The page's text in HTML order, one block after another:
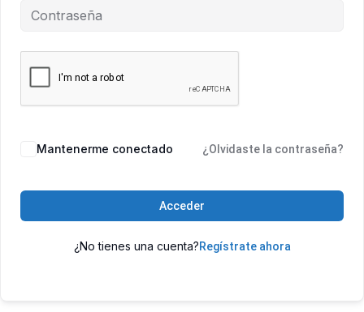
Mantenerme conectado ¿Olvidaste la contraseña?
Acceder
¿No tienes una cuenta?Regístrate ahora